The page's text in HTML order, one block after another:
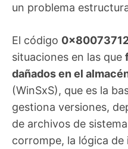
un problema
El código
situaciones en las que
dañados en el
(WinSxS), que es la
gestiona versiones,
de archivos de
corrompe, la lógica